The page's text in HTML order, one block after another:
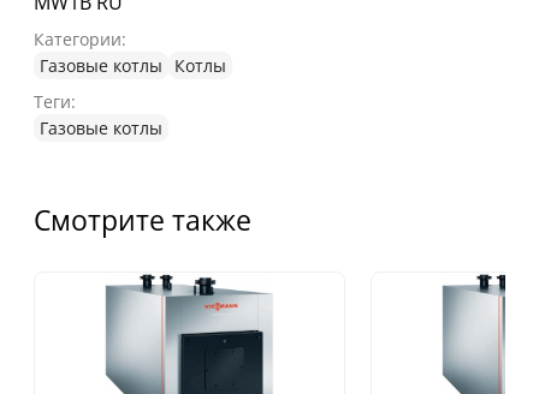
Категории:
Газовые котлы
Котлы
Теги:
Газовые котлы
Смотрите также